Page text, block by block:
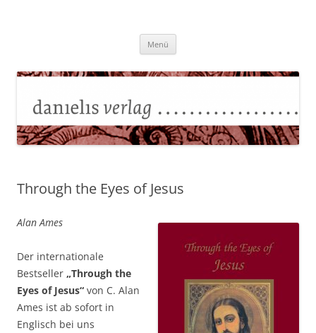
Menü
Through the Eyes of Jesus
Alan Ames
Der internationale
Bestseller „Through the
Eyes of Jesus“ von C. Alan
Ames ist ab sofort in
Englisch bei uns